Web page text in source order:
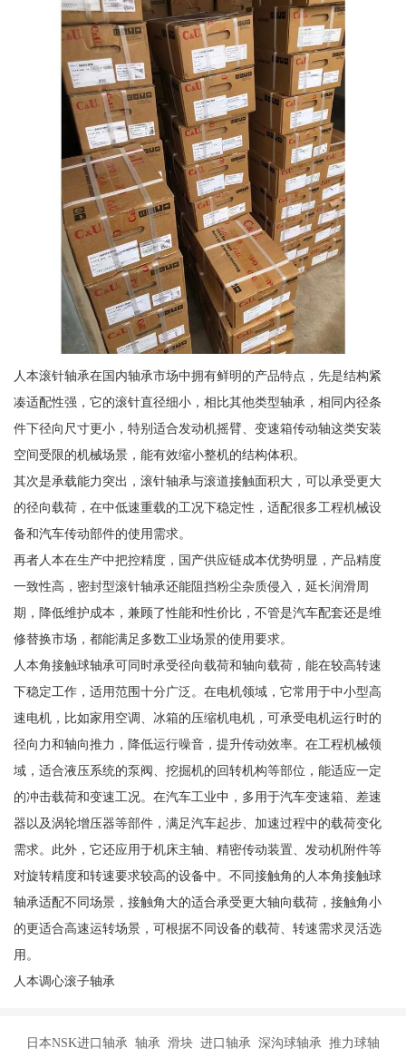
人本滚针轴承在国内轴承市场中拥有鲜明的产品特点，先是结构紧
凑适配性强，它的滚针直径细小，相比其他类型轴承，相同内径条
件下径向尺寸更小，特别适合发动机摇臂、变速箱传动轴这类安装
空间受限的机械场景，能有效缩小整机的结构体积。
其次是承载能力突出，滚针轴承与滚道接触面积大，可以承受更大
的径向载荷，在中低速重载的工况下稳定性，适配很多工程机械设
备和汽车传动部件的使用需求。
再者人本在生产中把控精度，国产供应链成本优势明显，产品精度
一致性高，密封型滚针轴承还能阻挡粉尘杂质侵入，延长润滑周
期，降低维护成本，兼顾了性能和性价比，不管是汽车配套还是维
修替换市场，都能满足多数工业场景的使用要求。
人本角接触球轴承可同时承受径向载荷和轴向载荷，能在较高转速
下稳定工作，适用范围十分广泛。在电机领域，它常用于中小型高
速电机，比如家用空调、冰箱的压缩机电机，可承受电机运行时的
径向力和轴向推力，降低运行噪音，提升传动效率。在工程机械领
域，适合液压系统的泵阀、挖掘机的回转机构等部位，能适应一定
的冲击载荷和变速工况。在汽车工业中，多用于汽车变速箱、差速
器以及涡轮增压器等部件，满足汽车起步、加速过程中的载荷变化
需求。此外，它还应用于机床主轴、精密传动装置、发动机附件等
对旋转精度和转速要求较高的设备中。不同接触角的人本角接触球
轴承适配不同场景，接触角大的适合承受更大轴向载荷，接触角小
的更适合高速运转场景，可根据不同设备的载荷、转速需求灵活选
用。
人本调心滚子轴承
日本NSK进口轴承 轴承 滑块 进口轴承 深沟球轴承 推力球轴